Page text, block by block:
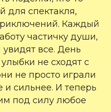
для спектакля,
Каждый
частичку души,
увидят все. День
не сходят с
не просто играли
сильнее. И теперь
под силу любое